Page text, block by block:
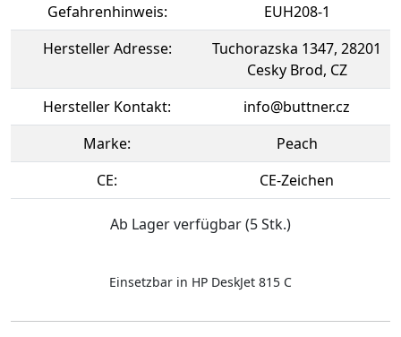
Gefahrenhinweis:
EUH208-1
Hersteller Adresse:
Tuchorazska 1347, 28201
Cesky Brod, CZ
Hersteller Kontakt:
info@buttner.cz
Marke:
Peach
CE:
CE-Zeichen
Ab Lager verfügbar (5 Stk.)
Einsetzbar in HP DeskJet 815 C